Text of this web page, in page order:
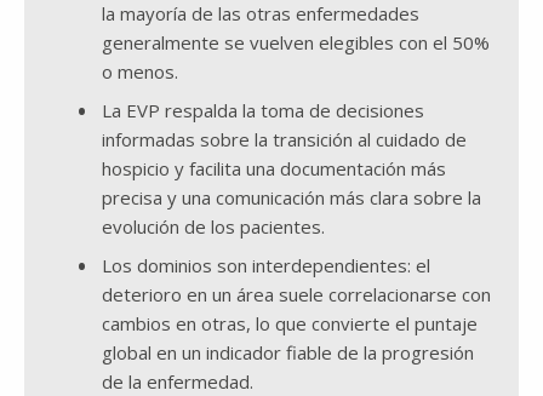
la mayoría de las otras enfermedades
generalmente se vuelven elegibles con el 50%
o menos.
La EVP respalda la toma de decisiones
informadas sobre la transición al cuidado de
hospicio y facilita una documentación más
precisa y una comunicación más clara sobre la
evolución de los pacientes.
Los dominios son interdependientes: el
deterioro en un área suele correlacionarse con
cambios en otras, lo que convierte el puntaje
global en un indicador fiable de la progresión
de la enfermedad.